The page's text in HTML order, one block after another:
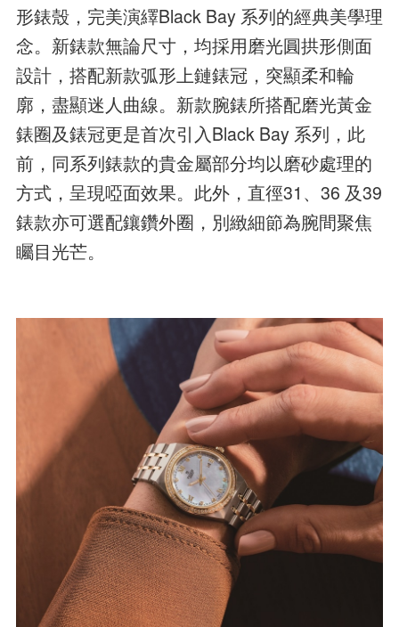
形錶殼，完美演繹Black Bay 系列的經典美學理
念。新錶款無論尺寸，均採用磨光圓拱形側面
設計，搭配新款弧形上鏈錶冠，突顯柔和輪
廓，盡顯迷人曲線。新款腕錶所搭配磨光黃金
錶圈及錶冠更是首次引入Black Bay 系列，此
前，同系列錶款的貴金屬部分均以磨砂處理的
方式，呈現啞面效果。此外，直徑31、36 及39
錶款亦可選配鑲鑽外圈，別緻細節為腕間聚焦
矚目光芒。